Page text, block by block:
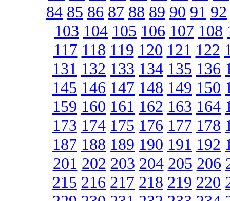
84 85 86 87 88 89 90 91 92
103 104 105 106 107 108
117 118 119 120 121 122
131 132 133 134 135 136
145 146 147 148 149 150
159 160 161 162 163 164
173 174 175 176 177 178
187 188 189 190 191 192
201 202 203 204 205 206
215 216 217 218 219 220